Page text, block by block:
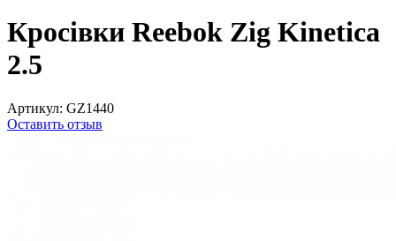
Кросівки Reebok Zig Kinetica
2.5
Артикул: GZ1440
Оставить отзыв